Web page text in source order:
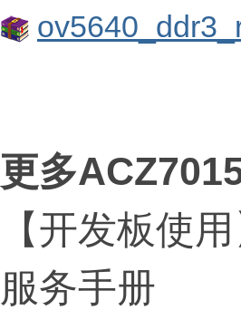
更多
【开发板使
服务手册